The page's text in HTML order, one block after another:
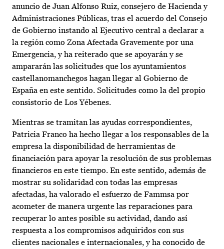
anuncio de Juan Alfonso Ruiz, consejero de Hacienda y
Administraciones Públicas, tras el acuerdo del Consejo
de Gobierno instando al Ejecutivo central a declarar a
la región como Zona Afectada Gravemente por una
Emergencia, y ha reiterado que se apoyarán y se
ampararán las solicitudes que los ayuntamientos
castellanomanchegos hagan llegar al Gobierno de
España en este sentido. Solicitudes como la del propio
consistorio de Los Yébenes.
Mientras se tramitan las ayudas correspondientes,
Patricia Franco ha hecho llegar a los responsables de la
empresa la disponibilidad de herramientas de
financiación para apoyar la resolución de sus problemas
financieros en este tiempo. En este sentido, además de
mostrar su solidaridad con todas las empresas
afectadas, ha valorado el esfuerzo de Fammsa por
acometer de manera urgente las reparaciones para
recuperar lo antes posible su actividad, dando así
respuesta a los compromisos adquiridos con sus
clientes nacionales e internacionales, y ha conocido de